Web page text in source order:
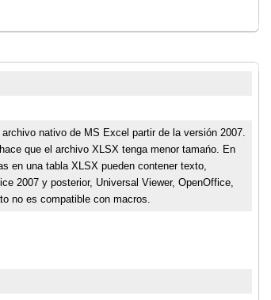
nativo de MS Excel partir de la versión 2007.
que el archivo XLSX tenga menor tamańo. En
en una tabla XLSX pueden contener texto,
2007 y posterior, Universal Viewer, OpenOffice,
no es compatible con macros.